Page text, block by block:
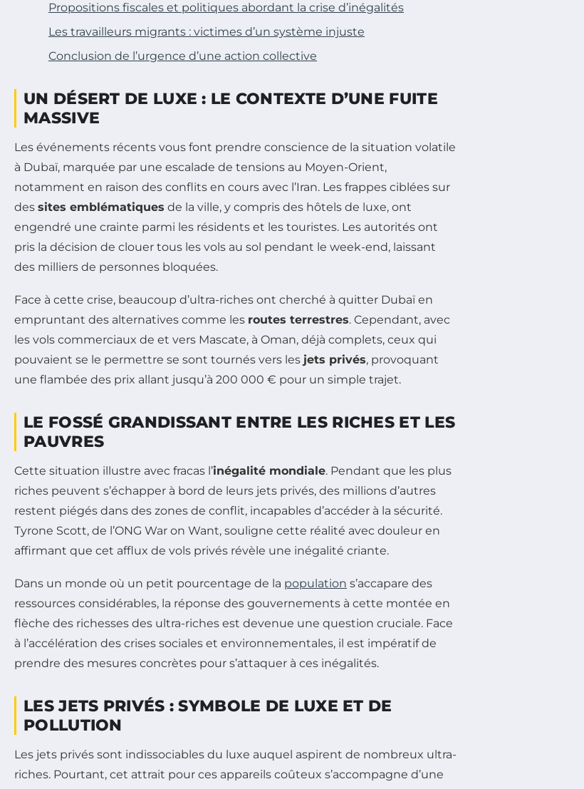
Propositions fiscales et politiques abordant la crise d’inégalités
Les travailleurs migrants : victimes d’un système injuste
Conclusion de l’urgence d’une action collective
UN DÉSERT DE LUXE : LE CONTEXTE D’UNE FUITE
MASSIVE
Les événements récents vous font prendre conscience de la situation volatile
à Dubaï, marquée par une escalade de tensions au Moyen-Orient,
notamment en raison des conflits en cours avec l’Iran. Les frappes ciblées sur
des sites emblématiques de la ville, y compris des hôtels de luxe, ont
engendré une crainte parmi les résidents et les touristes. Les autorités ont
pris la décision de clouer tous les vols au sol pendant le week-end, laissant
des milliers de personnes bloquées.
Face à cette crise, beaucoup d’ultra-riches ont cherché à quitter Dubaï en
empruntant des alternatives comme les routes terrestres. Cependant, avec
les vols commerciaux de et vers Mascate, à Oman, déjà complets, ceux qui
pouvaient se le permettre se sont tournés vers les jets privés, provoquant
une flambée des prix allant jusqu’à 200 000 € pour un simple trajet.
LE FOSSÉ GRANDISSANT ENTRE LES RICHES ET LES
PAUVRES
Cette situation illustre avec fracas l’inégalité mondiale. Pendant que les plus
riches peuvent s’échapper à bord de leurs jets privés, des millions d’autres
restent piégés dans des zones de conflit, incapables d’accéder à la sécurité.
Tyrone Scott, de l’ONG War on Want, souligne cette réalité avec douleur en
affirmant que cet afflux de vols privés révèle une inégalité criante.
Dans un monde où un petit pourcentage de la population s’accapare des
ressources considérables, la réponse des gouvernements à cette montée en
flèche des richesses des ultra-riches est devenue une question cruciale. Face
à l’accélération des crises sociales et environnementales, il est impératif de
prendre des mesures concrètes pour s’attaquer à ces inégalités.
LES JETS PRIVÉS : SYMBOLE DE LUXE ET DE
POLLUTION
Les jets privés sont indissociables du luxe auquel aspirent de nombreux ultra-
riches. Pourtant, cet attrait pour ces appareils coûteux s’accompagne d’une